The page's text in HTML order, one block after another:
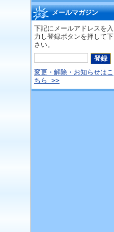
メールマガジン
下記にメールアドレスを入
力し登録ボタンを押して下
さい。
変更・解除・お知らせはこ
ちら >>